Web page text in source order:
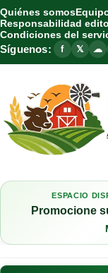
Quiénes somos
Responsabilidad
Condiciones del
Síguenos: f 𝕏 ☁
ESPACIO
Promocione